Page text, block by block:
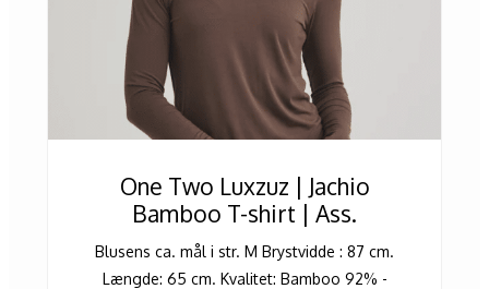
One Two Luxzuz | Jachio
Bamboo T-shirt | Ass.
Blusens ca. mål i str. M Brystvidde : 87 cm.
Længde: 65 cm. Kvalitet: Bamboo 92% -